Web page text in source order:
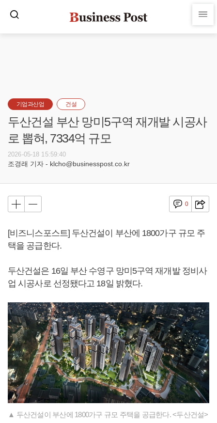
기업과산업 건설
두산건설 부산 망미5구역 재개발 시공사
로 뽑혀, 7334억 규모
2026-05-18 15:59:40
조경래 기자 - klcho@businesspost.co.kr
0
[비즈니스포스트] 두산건설이 부산에 1800가구 규모 주
택을 공급한다.
두산건설은 16일 부산 수영구 망미5구역 재개발 정비사
업 시공사로 선정됐다고 18일 밝혔다.
▲ 두산건설이 부산에 1800가구 규모 주택을 공급한다. <두산건설>